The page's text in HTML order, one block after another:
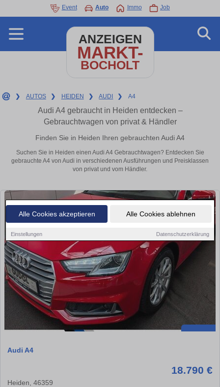
Alle Cookies akzeptieren Alle Cookies ablehnen
Einstellungen Datenschutzerklärung
Event Auto Immo Job
ANZEIGEN
MARKT-
BOCHOLT
❯ AUTOS ❯ HEIDEN ❯ AUDI ❯ A4
Audi A4 gebraucht in Heiden entdecken –
Gebrauchtwagen von privat & Händler
Finden Sie in Heiden Ihren gebrauchten Audi A4
Suchen Sie in Heiden einen Audi A4 Gebrauchtwagen? Entdecken Sie
gebrauchte A4 von Audi in verschiedenen Ausführungen und Preisklassen
von privat und vom Händler.
Audi A4
18.790 €
Heiden, 46359